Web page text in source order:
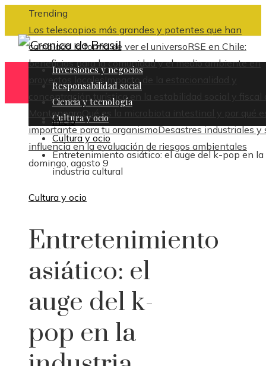
Trending
Los telescopios más grandes y potentes que han
cambiado la forma de ver el universoRSE en Chile:
beneficios para la comunidad y el medio ambiente en
proyectos locales Impacto de la estacionalidad y
concentración turística en la estabilidad social y fiscal
Montenegro
Qué es la microbiota intestinal y por qué
importante para tu organismoDesastres industriales y
influencia en la evaluación de riesgos ambientales
domingo, agosto 9
Inversiones y negocios
Responsabilidad social
Ciencia y tecnología
Cultura y ocio
Inicio
Cultura y ocio
Entretenimiento asiático: el auge del k-pop en la
industria cultural
Cultura y ocio
Entretenimiento
asiático: el
auge del k-
pop en la